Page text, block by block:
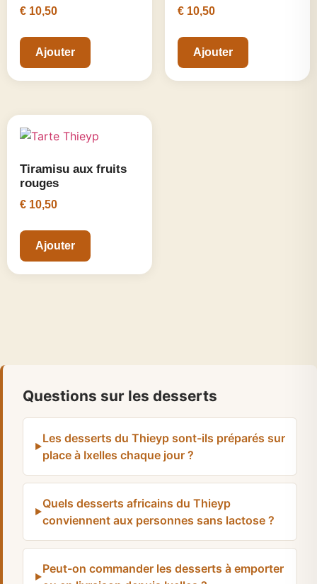
€ 10,50
Ajouter
€10,50
Ajouter
Tiramisu aux fruits
rouges
€ 10,50
Ajouter
Questions sur les desserts
Les desserts du Thieyp sont-ils préparés sur
place à Ixelles chaque jour ?
Quels desserts africains du Thieyp
conviennent aux personnes sans lactose ?
Peut-on commander les desserts à emporter